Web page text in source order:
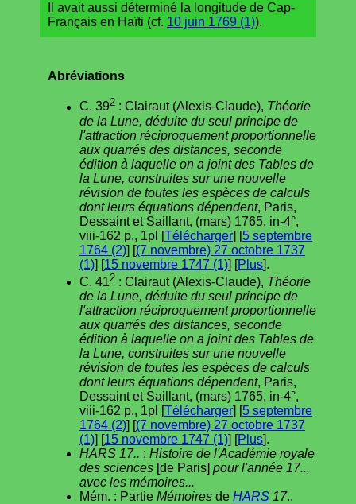
Il avait aussi déterminé la longitude de Cap-
Français en Haïti (cf. 10 juin 1769 (1)).
Abréviations
C. 392 : Clairaut (Alexis-Claude), Théorie
de la Lune, déduite du seul principe de
l'attraction réciproquement proportionnelle
aux quarrés des distances, seconde
édition à laquelle on a joint des Tables de
la Lune, construites sur une nouvelle
révision de toutes les espèces de calculs
dont leurs équations dépendent, Paris,
Dessaint et Saillant, (mars) 1765, in-4°,
viii-162 p., 1pl [Télécharger] [5 septembre
1764 (2)] [(7 novembre) 27 octobre 1737
(1)] [15 novembre 1747 (1)] [Plus].
C. 412 : Clairaut (Alexis-Claude), Théorie
de la Lune, déduite du seul principe de
l'attraction réciproquement proportionnelle
aux quarrés des distances, seconde
édition à laquelle on a joint des Tables de
la Lune, construites sur une nouvelle
révision de toutes les espèces de calculs
dont leurs équations dépendent, Paris,
Dessaint et Saillant, (mars) 1765, in-4°,
viii-162 p., 1pl [Télécharger] [5 septembre
1764 (2)] [(7 novembre) 27 octobre 1737
(1)] [15 novembre 1747 (1)] [Plus].
HARS 17.. : Histoire de l'Académie royale
des sciences [de Paris] pour l'année 17..,
avec les mémoires...
Mém. : Partie Mémoires de HARS 17..